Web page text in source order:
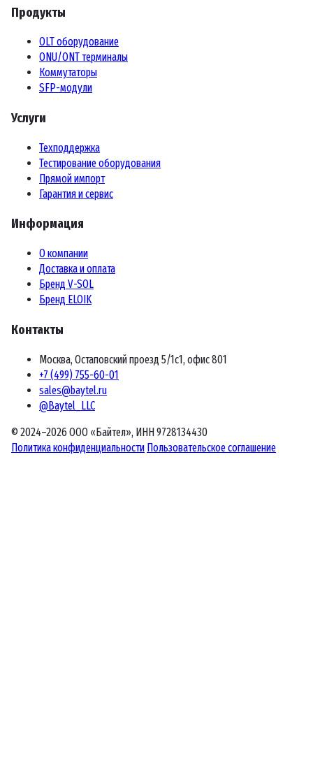
Продукты
OLT оборудование
ONU/ONT терминалы
Коммутаторы
SFP-модули
Услуги
Техподдержка
Тестирование оборудования
Прямой импорт
Гарантия и сервис
Информация
О компании
Доставка и оплата
Бренд V-SOL
Бренд ELOIK
Контакты
Москва, Остаповский проезд 5/1с1, офис 801
+7 (499) 755-60-01
sales@baytel.ru
@Baytel_LLC
© 2024–2026 ООО «Байтел», ИНН 9728134430
Политика конфиденциальности Пользовательское соглашение